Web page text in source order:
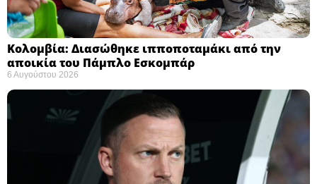
Κολομβία: Διασώθηκε ιπποποταμάκι από την
αποικία του Πάμπλο Εσκομπάρ ​
6 Αυγούστου 2026